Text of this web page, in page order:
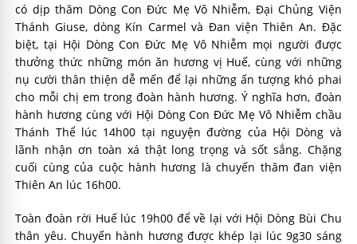
có dịp thăm Dòng Con Đức Mẹ Vô Nhiễm, Đại Chủng Viện
Thánh Giuse, dòng Kín Carmel và Đan viện Thiên An. Đặc
biệt, tại Hội Dòng Con Đức Mẹ Vô Nhiễm mọi người được
thưởng thức những món ăn hương vị Huế, cùng với những
nụ cười thân thiện dễ mến để lại những ấn tượng khó phai
cho mỗi chị em trong đoàn hành hương. Ý nghĩa hơn, đoàn
hành hương cùng với Hội Dòng Con Đức Mẹ Vô Nhiễm chầu
Thánh Thể lúc 14h00 tại nguyện đường của Hội Dòng và
lãnh nhận ơn toàn xá thật long trọng và sốt sắng. Chặng
cuối cùng của cuộc hành hương là chuyến thăm đan viện
Thiên An lúc 16h00.
Toàn đoàn rời Huế lúc 19h00 để về lại với Hội Dòng Bùi Chu
thân yêu. Chuyến hành hương được khép lại lúc 9g30 sáng